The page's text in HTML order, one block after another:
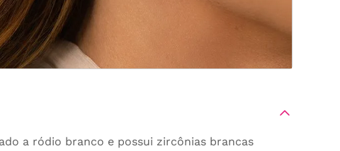
a ródio branco e possui zircônias brancas